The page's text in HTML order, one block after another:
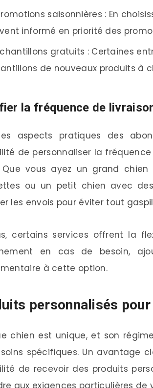
saisonnières : En
informé en priorité des
gratuits : Certaines
de nouveaux produits à
la fréquence de
aspects pratiques des
de personnaliser la
Que vous ayez un grand
ou un petit chien avec
les envois pour éviter tout
certains services offrent la
en cas de besoin,
à cette option.
personnalisés pour
chien est unique, et son
spécifiques. Un avantage
de recevoir des produits
aux exigences particulières de